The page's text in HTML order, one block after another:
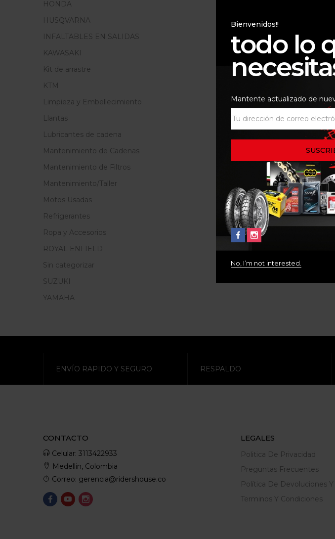
HONDA
HUSQVARNA
INFALTABLES EN SALIDAS
KAWASAKI
Kit de arrastre
KTM
Limpieza y Embellecimiento
Llantas
Lubricantes de cadena
Mantenimiento de Cadenas
Mantenimiento de Filtros
Mantenimiento/Taller
Motos Usadas
Refrigerantes
Ropa y Accesorios
ROYAL ENFIELD
Sin categorizar
SUZUKI
YAMAHA
Bienvenidos!!
todo lo
Mantente actualizado de
No, I’m not interested.
ENVÍO RAPIDO Y SEGURO RESPALDO
CONTACTO
Celular: 3113422933
Medellin, Colombia
Correo: gerencia@ridershouse.co
LEGALES
Politica De Privacidad
Preguntas Frecuentes
Política De Devoluciones
Terminos Y Condiciones